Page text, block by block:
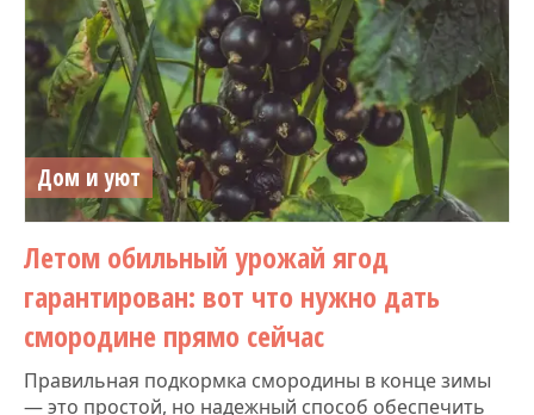
Дом и уют
Летом обильный урожай ягод
гарантирован: вот что нужно дать
смородине прямо сейчас
Правильная подкормка смородины в конце зимы
— это простой, но надежный способ обеспечить